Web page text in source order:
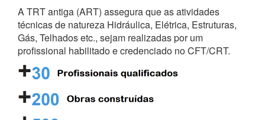
A TRT antiga (ART) assegura que as atividades
técnicas de natureza Hidráulica, Elétrica, Estruturas,
Gás, Telhados etc., sejam realizadas por um
profissional habilitado e credenciado no CFT/CRT.